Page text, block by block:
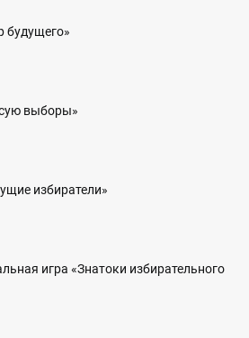
будущего»
выборы»
избиратели»
игра «Знатоки избирательного